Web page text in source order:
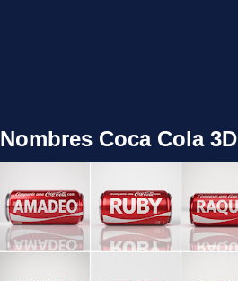
Nombres Coca Cola 3D